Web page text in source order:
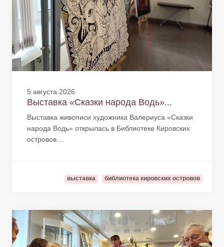
5 августа 2026
Выставка «Сказки народа Водь»...
Выставка живописи художника Валериуса «Сказки
народа Водь» открылась в Библиотеке Кировских
островов....
выставка библиотека кировских островов